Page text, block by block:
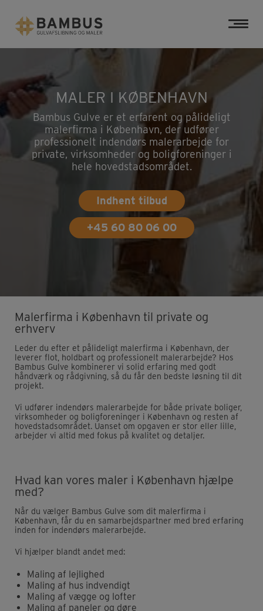
indholdet
MALER I KØBENHAVN
Bambus Gulve er et erfarent og pålideligt
malerfirma i København, der udfører
professionelt indendørs malerarbejde for
private, virksomheder og boligforeninger i
hele hovedstadsområdet.
Indhent tilbud
+45 60 80 06 00
Malerfirma i København til private og
erhverv
Leder du efter et pålideligt malerfirma i København, der
leverer flot, holdbart og professionelt malerarbejde? Hos
Bambus Gulve kombinerer vi solid erfaring med godt
håndværk og rådgivning, så du får den bedste løsning til dit
projekt.
Vi udfører indendørs malerarbejde for både private boliger,
virksomheder og boligforeninger i København og resten af
hovedstadsområdet. Uanset om opgaven er stor eller lille,
arbejder vi altid med fokus på kvalitet og detaljer.
Hvad kan vores maler i København hjælpe
med?
Når du vælger Bambus Gulve som dit malerfirma i
København, får du en samarbejdspartner med bred erfaring
inden for indendørs malerarbejde.
Vi hjælper blandt andet med:
Maling af lejlighed
Maling af hus indvendigt
Maling af vægge og lofter
Maling af paneler og døre